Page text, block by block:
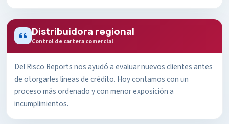
Distribuidora regional
Control de cartera comercial
Del Risco Reports nos ayudó a evaluar nuevos clientes antes
de otorgarles líneas de crédito. Hoy contamos con un
proceso más ordenado y con menor exposición a
incumplimientos.